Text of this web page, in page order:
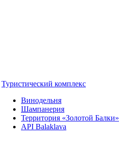
Туристический комплекс
Винодельня
Шампанерия
Территория «Золотой Балки»
API Balaklava